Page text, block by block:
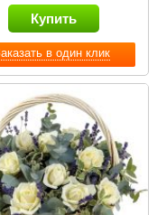
в один клик
Купить